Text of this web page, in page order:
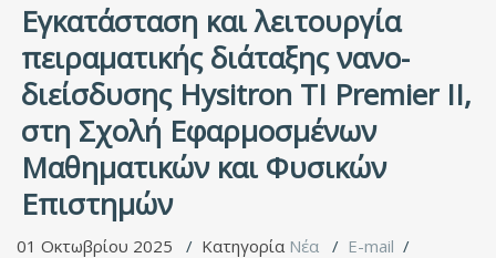
Εγκατάσταση και λειτουργία
πειραματικής διάταξης νανο­
διείσδυσης Hysitron TI Premier II,
στη Σχολή Εφαρμοσμένων
Μαθηματικών και Φυσικών
Επιστημών
01 Οκτωβρίου 2025 Κατηγορία Νέα
E-mail